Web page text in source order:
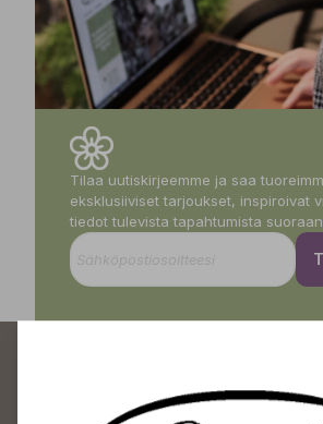
Tilaa uutiskirjeemme ja saa
eksklusiiviset tarjoukset, inspiroivat
tiedot tulevista tapahtumista